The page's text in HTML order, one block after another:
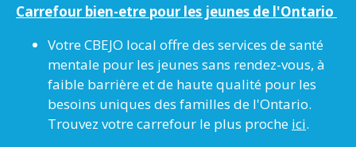
Carrefour bien-etre pour les jeunes de l'Ontario
Votre CBEJO local offre des services de santé
mentale pour les jeunes sans rendez-vous, à
faible barrière et de haute qualité pour les
besoins uniques des familles de l'Ontario.
Trouvez votre carrefour le plus proche ici.